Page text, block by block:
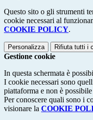
Questo sito o gli strumenti
cookie necessari al
COOKIE POLICY.
Personalizza Rifiuta tutti i
Gestione cookie
In questa schermata è
I cookie necessari sono
piattaforma e non è
Per conoscere quali sono i
visionare la COOKIE